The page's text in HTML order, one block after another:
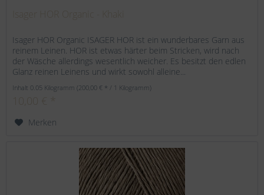
Isager HOR Organic ISAGER HOR ist ein wunderbares Garn aus
reinem Leinen. HOR ist etwas härter beim Stricken, wird nach
der Wäsche allerdings wesentlich weicher. Es besitzt den edlen
Glanz reinen Leinens und wirkt sowohl alleine...
Inhalt 0.05 Kilogramm(200,00 € * / 1 Kilogramm)
Merken